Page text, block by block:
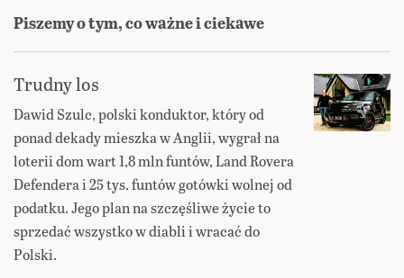
Piszemy o tym, co ważne i ciekawe
Trudny los
Dawid Szulc, polski konduktor, który od
ponad dekady mieszka w Anglii, wygrał na
loterii dom wart 1,8 mln funtów, Land Rovera
Defendera i 25 tys. funtów gotówki wolnej od
podatku. Jego plan na szczęśliwe życie to
sprzedać wszystko w diabli i wracać do
Polski.